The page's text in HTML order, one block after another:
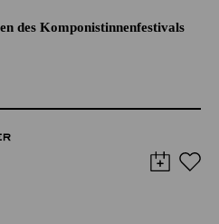
AND THE
des Komponistinnenfestivals